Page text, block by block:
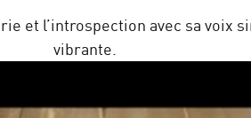
et l’introspection avec sa voix
vibrante.